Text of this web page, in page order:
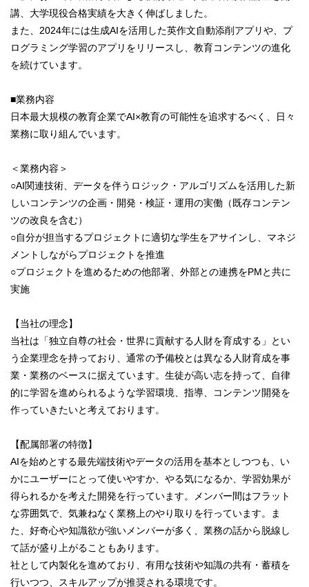
講、大学現役合格実績を大きく伸ばしました。
また、2024年には生成AIを活用した英作文自動添削アプリや、プ
ログラミング学習のアプリをリリースし、教育コンテンツの進化
を続けています。
■業務内容
日本最大規模の教育企業でAI×教育の可能性を追求するべく、日々
業務に取り組んでいます。
＜業務内容＞
○AI関連技術、データを伴うロジック・アルゴリズムを活用した新
しいコンテンツの企画・開発・検証・運用の実働（既存コンテン
ツの改良を含む）
○自分が担当するプロジェクトに適切な学生をアサインし、マネジ
メントしながらプロジェクトを推進
○プロジェクトを進めるための他部署、外部との連携をPMと共に
実施
【当社の理念】
当社は「独立自尊の社会・世界に貢献する人財を育成する」とい
う企業理念を持っており、通常の予備校とは異なる人財育成を事
業・業務のベースに据えています。生徒が高い志を持って、自律
的に学習を進められるような学習環境、指導、コンテンツ開発を
作っていきたいと考えております。
【配属部署の特徴】
AIを始めとする最先端技術やデータの活用を基本としつつも、い
かにユーザーにとって使いやすか、やる気になるか、学習効果が
得られるかを考えた開発を行っています。メンバー間はフラット
な雰囲気で、気兼ねなく業務上のやり取りを行っています。ま
た、好奇心や知識欲が強いメンバーが多く、業務の話から脱線し
て話が盛り上がることもあります。
社として内製化を進めており、有用な技術や知識の共有・蓄積を
行いつつ、スキルアップが推奨される環境です。